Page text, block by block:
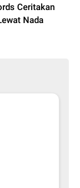
Ceritakan
Nada